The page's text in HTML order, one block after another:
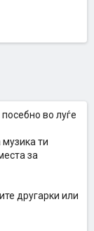
во луѓе
музика ти
за
другарки или